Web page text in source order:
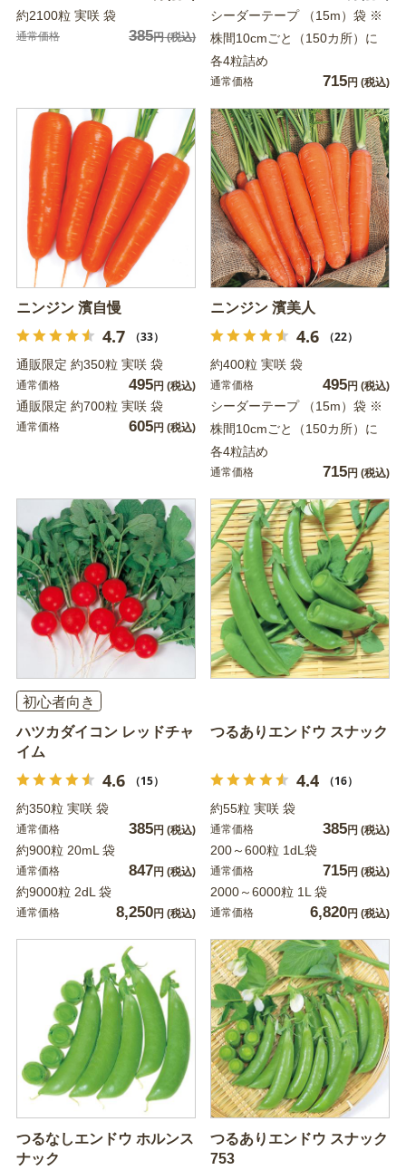
約2100粒 実咲 袋
通常価格 385円(税込)
シーダーテープ （15m）袋 ※
株間10cmごと（150カ所）に
各4粒詰め
通常価格 715円 (税込)
ニンジン 濱自慢
4.7 （33）
通販限定 約350粒 実咲 袋
通常価格 495円 (税込)
通販限定 約700粒 実咲 袋
通常価格 605円 (税込)
ニンジン 濱美人
4.6 （22）
約400粒 実咲 袋
通常価格 495円 (税込)
シーダーテープ （15m）袋 ※
株間10cmごと（150カ所）に
各4粒詰め
通常価格 715円 (税込)
初心者向き
ハツカダイコン レッドチャ
イム
4.6 （15）
約350粒 実咲 袋
通常価格 385円 (税込)
約900粒 20mL 袋
通常価格 847円 (税込)
約9000粒 2dL 袋
通常価格 8,250円 (税込)
つるありエンドウ スナック
4.4 （16）
約55粒 実咲 袋
通常価格 385円 (税込)
200～600粒 1dL袋
通常価格 715円 (税込)
2000～6000粒 1L 袋
通常価格 6,820円 (税込)
つるなしエンドウ ホルンス
ナック
つるありエンドウ スナック
753